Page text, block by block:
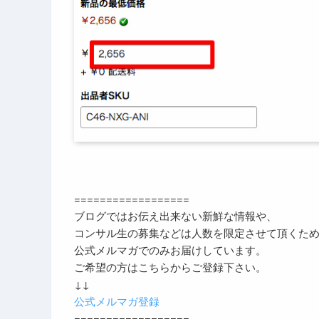
==================
ブログではお伝え出来ない新鮮な情報や、
コンサル生の募集などは人数を限定させて頂くため
公式メルマガでのみお届けしています。
ご希望の方はこちらからご登録下さい。
↓↓
公式メルマガ登録